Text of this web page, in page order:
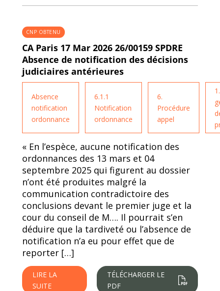
CNP OBTENU
CA Paris 17 Mar 2026 26/00159 SPDRE
Absence de notification des décisions
judiciaires antérieures
Absence
notification
ordonnance
6.1.1
Notification
ordonnance
6.
Procédure
appel
« En l’espèce, aucune notification des
ordonnances des 13 mars et 04
septembre 2025 qui figurent au dossier
n’ont été produites malgré la
communication contradictoire des
conclusions devant le premier juge et la
cour du conseil de M…. Il pourrait s’en
déduire que la tardiveté ou l’absence de
notification n’a eu pour effet que de
reporter […]
LIRE LA
SUITE
TÉLÉCHARGER LE
PDF